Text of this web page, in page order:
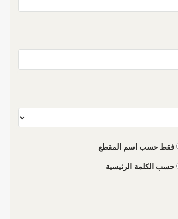
فقط حسب اسم المقطع
حسب الكلمة الرئيسية